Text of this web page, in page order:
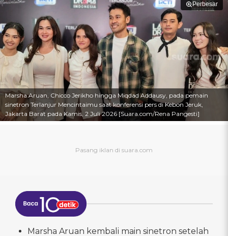
Perbesar
Marsha Aruan, Chicco Jerikho hingga Miqdad Addausy, pada pemain
sinetron Terlanjur Mencintaimu saat konferensi pers di Kebon Jeruk,
Jakarta Barat pada Kamis, 2 Juli 2026 [Suara.com/Rena Pangesti]
Marsha Aruan kembali main sinetron setelah